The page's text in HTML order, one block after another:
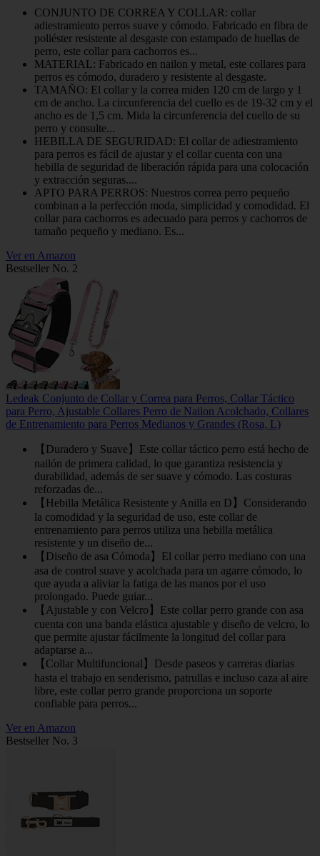
CONJUNTO DE CORREA Y COLLAR: collar
adiestramiento perros suave y cómodo. Fabricado en fibra de
poliéster resistente al desgaste con estampado de huellas de
perro, este collar para cachorros es...
MATERIAL: Fabricado en nailon y metal, este collares para
perros es cómodo, duradero y resistente al desgaste.
TAMAÑO: El collar y la correa miden 120 cm de largo y 1
cm de ancho. La circunferencia del cuello es de 19-32 cm y el
ancho es de 1,5 cm. Mida la circunferencia del cuello de su
perro y consulte...
HEBILLA DE SEGURIDAD: El collar de adiestramiento
para perros es fácil de ajustar y el collar cuenta con una
hebilla de seguridad de liberación rápida para una colocación
y extracción seguras....
APTO PARA PERROS: Nuestros correa perro pequeño
combinan a la perfección moda, simplicidad y comodidad. El
collar para cachorros es adecuado para perros y cachorros de
tamaño pequeño y mediano. Es...
Ver en Amazon
Bestseller No. 2
Ledeak Conjunto de Collar y Correa para Perros, Collar Táctico
para Perro, Ajustable Collares Perro de Nailon Acolchado, Collares
de Entrenamiento para Perros Medianos y Grandes (Rosa, L)
【Duradero y Suave】Este collar táctico perro está hecho de
nailón de primera calidad, lo que garantiza resistencia y
durabilidad, además de ser suave y cómodo. Las costuras
reforzadas de...
【Hebilla Metálica Resistente y Anilla en D】Considerando
la comodidad y la seguridad de uso, este collar de
entrenamiento para perros utiliza una hebilla metálica
resistente y un diseño de...
【Diseño de asa Cómoda】El collar perro mediano con una
asa de control suave y acolchada para un agarre cómodo, lo
que ayuda a aliviar la fatiga de las manos por el uso
prolongado. Puede guiar...
【Ajustable y con Velcro】Este collar perro grande con asa
cuenta con una banda elástica ajustable y diseño de velcro, lo
que permite ajustar fácilmente la longitud del collar para
adaptarse a...
【Collar Multifuncional】Desde paseos y carreras diarias
hasta el trabajo en senderismo, patrullas e incluso caza al aire
libre, este collar perro grande proporciona un soporte
confiable para perros...
Ver en Amazon
Bestseller No. 3